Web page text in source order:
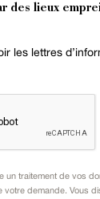
des lieux
les lettres
un traitement de vos
votre demande. Vous